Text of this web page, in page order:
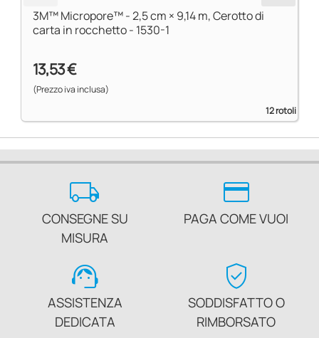
3M™ Micropore™ - 2,5 cm × 9,14 m, Cerotto di
carta in rocchetto - 1530-1
13,53 €
(Prezzo iva inclusa)
12 rotoli
local_shipping
CONSEGNE SU
MISURA
credit_card
PAGA COME VUOI
support_agent
ASSISTENZA
DEDICATA
verified_user
SODDISFATTO O
RIMBORSATO